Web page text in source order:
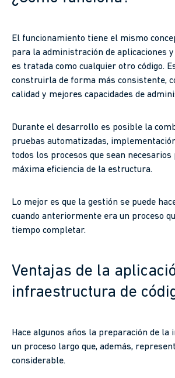
El funcionamiento tiene el mismo
para la administración de aplicaciones
es tratada como cualquier otro código.
construirla de forma más consistente,
calidad y mejores capacidades de
Durante el desarrollo es posible la
pruebas automatizadas,
todos los procesos que sean
máxima eficiencia de la estructura.
Lo mejor es que la gestión se puede
cuando anteriormente era un proceso
tiempo completar.
Ventajas de la
infraestructura de
Hace algunos años la preparación de
un proceso largo que, además,
considerable.